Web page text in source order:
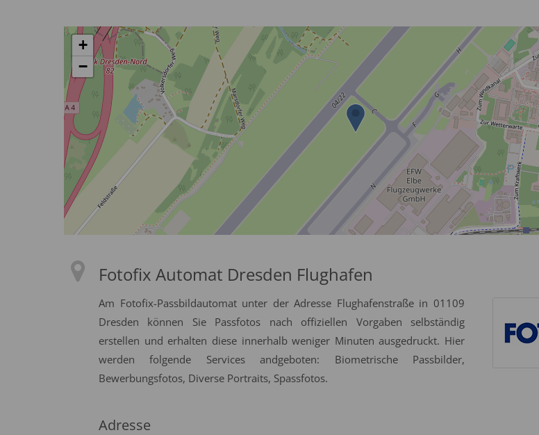
+
−
Fotofix Automat Dresden Flughafen
Am Fotofix-Passbildautomat unter der Adresse Flughafenstraße in 01109
Dresden können Sie Passfotos nach offiziellen Vorgaben selbständig
erstellen und erhalten diese innerhalb weniger Minuten ausgedruckt. Hier
werden folgende Services andgeboten: Biometrische Passbilder,
Bewerbungsfotos, Diverse Portraits, Spassfotos.
Adresse